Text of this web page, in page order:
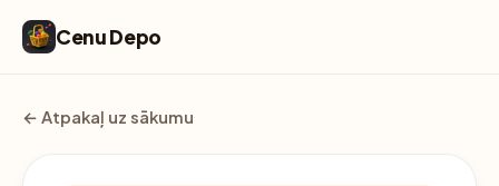
Cenu Depo
← Atpakaļ uz sākumu